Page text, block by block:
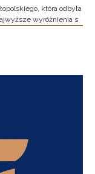
która odbyła
wyróżnienia s